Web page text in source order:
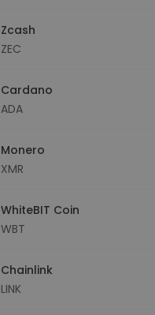
Zcash
ZEC
Cardano
ADA
Monero
XMR
WhiteBIT Coin
WBT
Chainlink
LINK